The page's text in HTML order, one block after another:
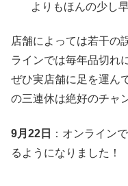
よりもほんの少し
店舗によっては若干の
ラインでは毎年品切れ
ぜひ実店舗に足を運ん
の三連休は絶好のチャ
9月22日
：オンライン
るようになりました！